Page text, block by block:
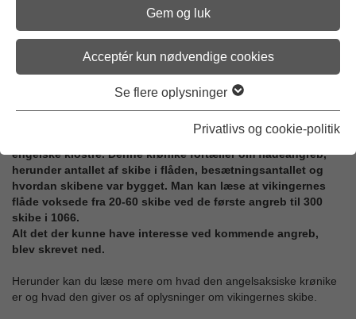
Gem og luk
Acceptér kun nødvendige cookies
Se flere oplysninger
Privatlivs og cookie-politik
Den angelsaksiske krønike
En af de udenlandske kilder der fortæller om vikingernes
skibe er den angelsaksiske krønike, der er skrevet på de
engelske klostre. Denne krønike fortæller om flådeangreb,
herunder antallet af skibe i flåden, besætningsantallet og
hvordan skibene var bygget. Man kan læse at vikingernes
flåde voksede fra 20-60 skibe ved de første angreb til 300
skibe i 1066.
Alt det der kunne have interesse ved kommende angreb,
blev skrevet ned.
Herunder kan du læse mere om hvad den angelsaksiske krønike
er og hvad den giver os af oplysninger om vikingernes skibe.